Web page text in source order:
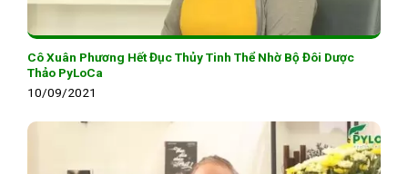
Cô Xuân Phương Hết Đục Thủy Tinh Thể Nhờ Bộ Đôi Dược
Thảo PyLoCa
10/09/2021